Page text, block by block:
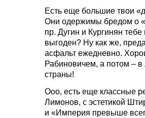
Есть еще большие твои
Они одержимы бредом о
пр. Дугин и Кургинян
выгоден? Ну как же,
асфальт ежедневно.
Рабиновичем, а потом – в
страны!
Ооо, есть еще классные
Лимонов, с эстетикой
и «Империя превыше